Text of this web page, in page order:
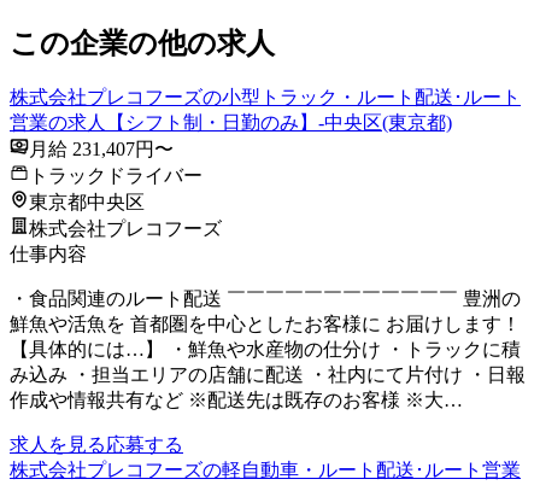
この企業の他の求人
株式会社プレコフーズの小型トラック・ルート配送･ルート
営業の求人【シフト制・日勤のみ】-中央区(東京都)
月給 231,407円〜
トラックドライバー
東京都中央区
株式会社プレコフーズ
仕事内容
・食品関連のルート配送 ￣￣￣￣￣￣￣￣￣￣￣￣ 豊洲の
鮮魚や活魚を 首都圏を中心としたお客様に お届けします！
【具体的には…】 ・鮮魚や水産物の仕分け ・トラックに積
み込み ・担当エリアの店舗に配送 ・社内にて片付け ・日報
作成や情報共有など ※配送先は既存のお客様 ※大…
求人を見る応募する
株式会社プレコフーズの軽自動車・ルート配送･ルート営業